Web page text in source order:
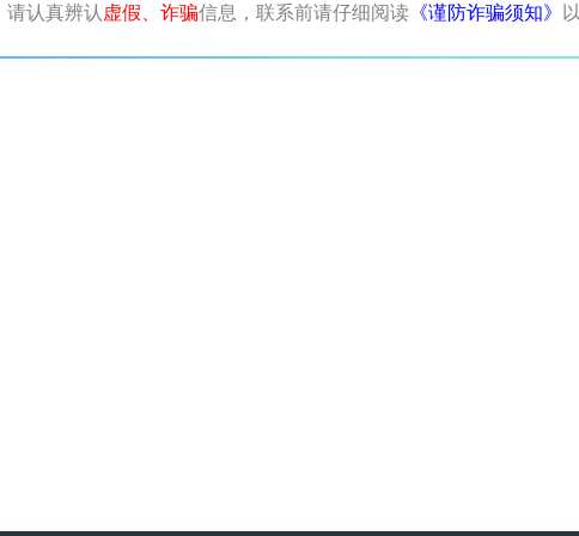
请认真辨认 虚假、诈骗信息，联系前请仔细阅读 《谨防诈骗须知》